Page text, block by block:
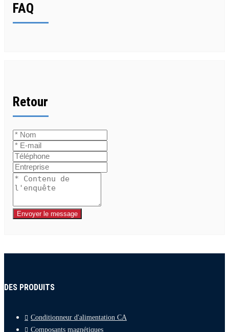
FAQ
Retour
Envoyer le message
DES PRODUITS
Conditionneur d'alimentation CA
Composants magnétiques